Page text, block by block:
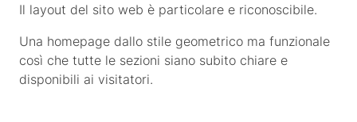
Il layout del sito web è particolare e riconoscibile.
Una homepage dallo stile geometrico ma funzionale
così che tutte le sezioni siano subito chiare e
disponibili ai visitatori.